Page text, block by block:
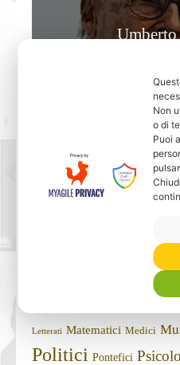
Umberto
Autori
Drammaturghi
Letterati Matematici Medici
Politici Pontefici
Non
o di
Puoi